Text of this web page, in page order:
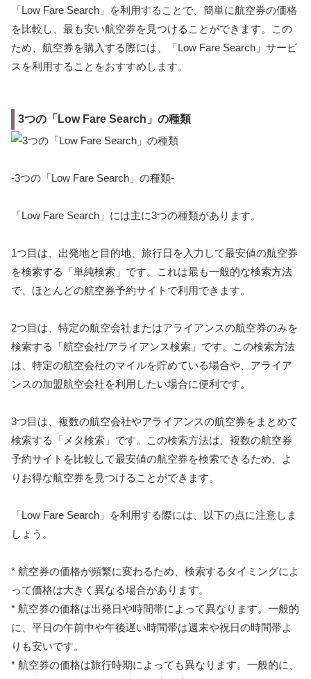
「Low Fare Search」を利用することで、簡単に航空券の価格
を比較し、最も安い航空券を見つけることができます。この
ため、航空券を購入する際には、「Low Fare Search」サービ
スを利用することをおすすめします。
3つの「Low Fare Search」の種類
-3つの「Low Fare Search」の種類-
「Low Fare Search」には主に3つの種類があります。
1つ目は、出発地と目的地、旅行日を入力して最安値の航空券
を検索する「単純検索」です。これは最も一般的な検索方法
で、ほとんどの航空券予約サイトで利用できます。
2つ目は、特定の航空会社またはアライアンスの航空券のみを
検索する「航空会社/アライアンス検索」です。この検索方法
は、特定の航空会社のマイルを貯めている場合や、アライア
ンスの加盟航空会社を利用したい場合に便利です。
3つ目は、複数の航空会社やアライアンスの航空券をまとめて
検索する「メタ検索」です。この検索方法は、複数の航空券
予約サイトを比較して最安値の航空券を検索できるため、よ
りお得な航空券を見つけることができます。
「Low Fare Search」を利用する際には、以下の点に注意しま
しょう。
* 航空券の価格が頻繁に変わるため、検索するタイミングによ
って価格は大きく異なる場合があります。
* 航空券の価格は出発日や時間帯によって異なります。一般的
に、平日の午前中や午後遅い時間帯は週末や祝日の時間帯よ
りも安いです。
* 航空券の価格は旅行時期によっても異なります。一般的に、